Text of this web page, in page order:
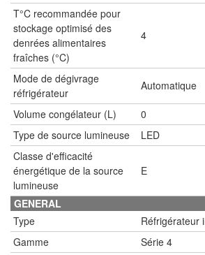
T°C recommandée pour
stockage optimisé des
denrées alimentaires
fraîches (°C)
4
Mode de dégivrage
réfrigérateur
Automatique
Volume congélateur (L)
0
Type de source lumineuse
LED
Classe d'efficacité
énergétique de la source
lumineuse
E
GENERAL
Type
Réfrigérateur
Gamme
Série 4